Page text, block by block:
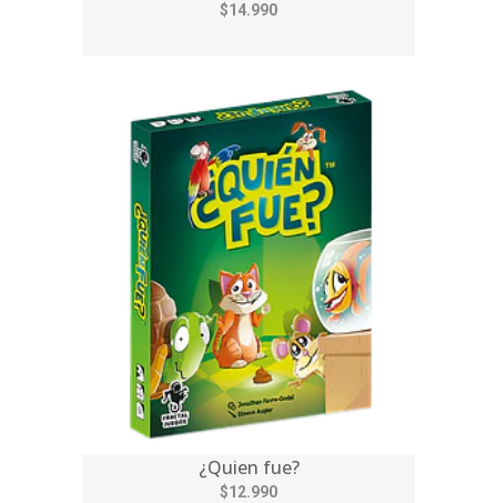
$14.990
¿Quien fue?
$12.990